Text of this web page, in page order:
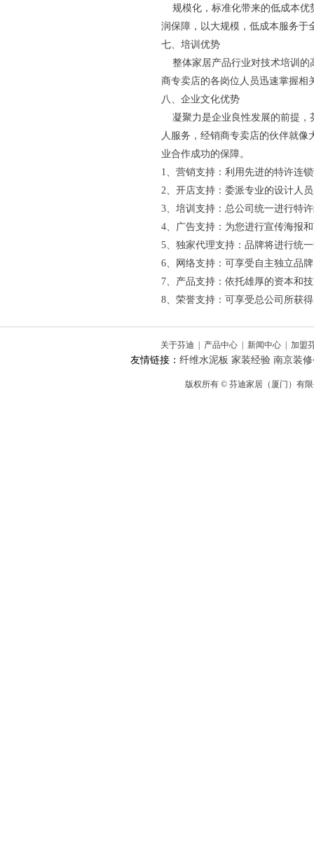
规模化，标准化带来的低成本优
润保障，以大规模，低成本服务于
七、培训优势
整体家居产品行业对技术培训的
商专卖店的各岗位人员迅速掌握
八、企业文化优势
凝聚力是企业良性发展的前提，
人服务，经销商专卖店的伙伴就
业合作成功的保障。
1、营销支持：利用先进的特许连
2、开店支持：委派专业的设计人
3、培训支持：总公司统一进行特
4、广告支持：为您进行宣传海报
5、独家代理支持：品牌将进行统
6、网络支持：可享受自主独立品
7、产品支持：依托雄厚的资本和
8、荣誉支持：可享受总公司所获
关于芬迪 产品中心| 新闻中心| 加盟
友情链接： 纤维水泥板 家装经验 南京装
版权所有 © 芬迪家居（厦门）